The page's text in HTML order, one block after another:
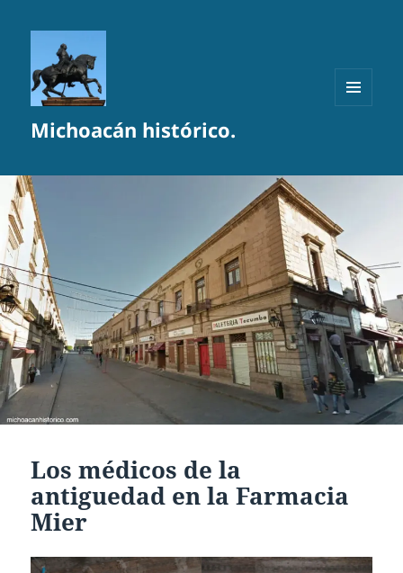
Michoacán histórico.
Los médicos de la
antiguedad en la Farmacia
Mier